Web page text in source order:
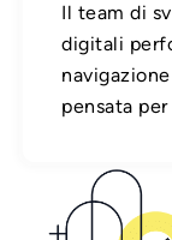
Il team di
digitali
pensata